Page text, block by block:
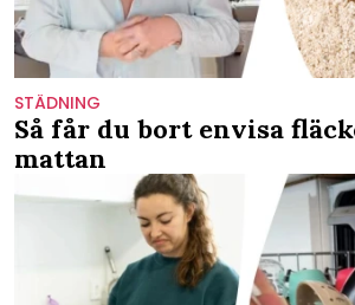
STÄDNING
Så får du bort envisa
mattan